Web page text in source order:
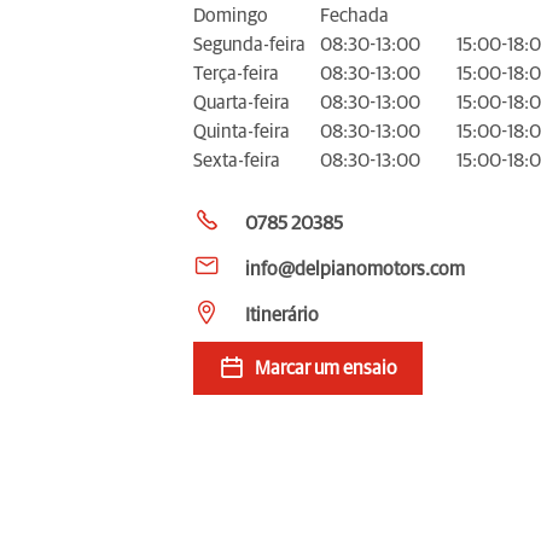
Domingo
Fechada
Segunda-feira
08:30-13:00
15:00-
Terça-feira
08:30-13:00
15:00-
Quarta-feira
08:30-13:00
15:00-
Quinta-feira
08:30-13:00
15:00-
Sexta-feira
08:30-13:00 15:00-
0785 20385
info@delpianomotors.com
Itinerário
Marcar um ensaio